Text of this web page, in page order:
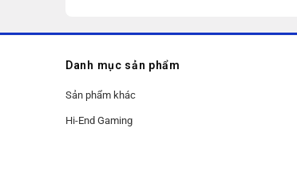
Danh mục sản phẩm
Sản phẩm khác
Hi-End Gaming